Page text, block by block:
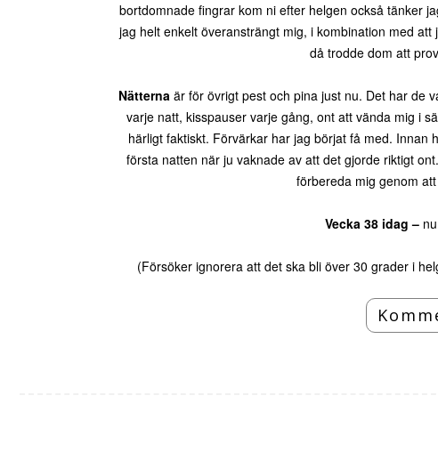
bortdomnade fingrar kom ni efter helgen också tänker
jag helt enkelt överansträngt mig, i kombination med
då trodde dom att
Nätterna är för övrigt pest och pina just nu. Det har de
varje natt, kisspauser varje gång, ont att vända mig i
härligt faktiskt. Förvärkar har jag börjat få med.
första natten när ju vaknade av att det gjorde riktigt
förbereda mig genom
Vecka 38 idag –
(Försöker ignorera att det ska bli över 30 grader i